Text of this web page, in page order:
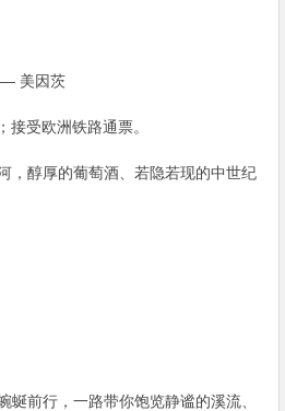
美因茨
接受欧洲铁路通票。
，醇厚的葡萄酒、若隐若现的中世纪
蜒前行，一路带你饱览静谧的溪流、